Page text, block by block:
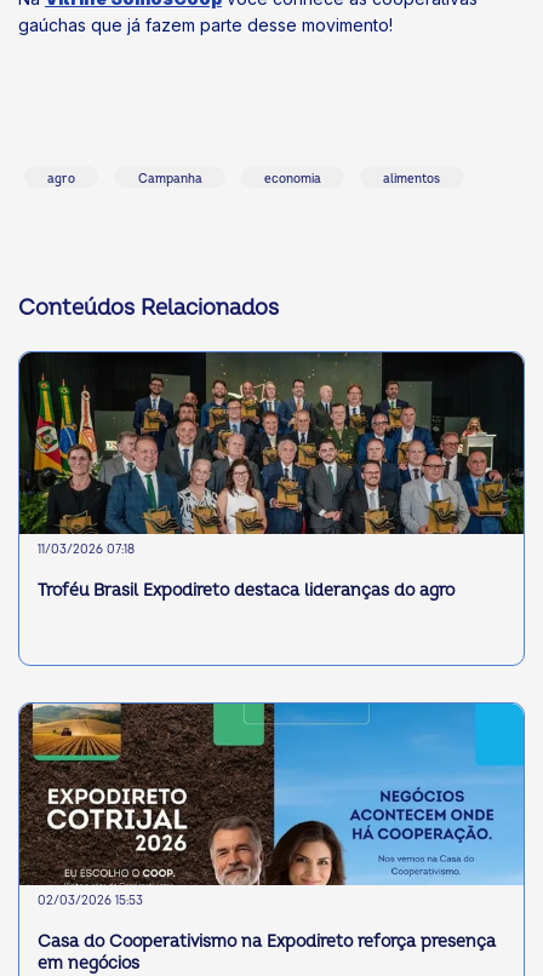
gaúchas que já fazem parte desse movimento!
agro Campanha economia alimentos
Conteúdos Relacionados
11/03/2026 07:18
Troféu Brasil Expodireto destaca lideranças do agro
02/03/2026 15:53
Casa do Cooperativismo na Expodireto reforça presença
em negócios